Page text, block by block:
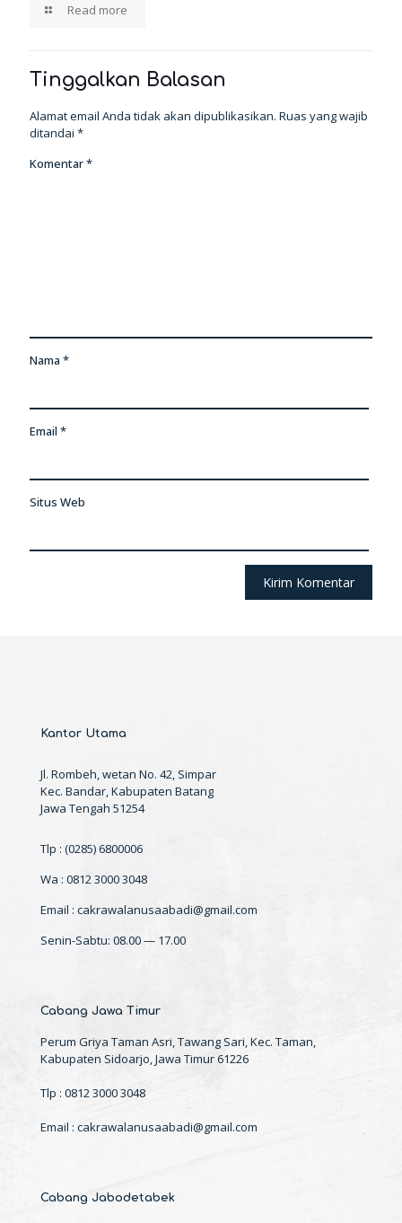
Read more
Tinggalkan Balasan
Alamat email Anda tidak akan dipublikasikan. Ruas yang wajib
ditandai *
Komentar*
Nama *
Email *
Situs Web
Kantor Utama
Jl. Rombeh, wetan No. 42, Simpar
Kec. Bandar, Kabupaten Batang
Jawa Tengah 51254
Tlp : (0285) 6800006
Wa : 0812 3000 3048
Email : cakrawalanusaabadi@gmail.com
Senin-Sabtu: 08.00 — 17.00
Cabang Jawa Timur
Perum Griya Taman Asri, Tawang Sari, Kec. Taman,
Kabupaten Sidoarjo, Jawa Timur 61226
Tlp : 0812 3000 3048
Email : cakrawalanusaabadi@gmail.com
Cabang Jabodetabek